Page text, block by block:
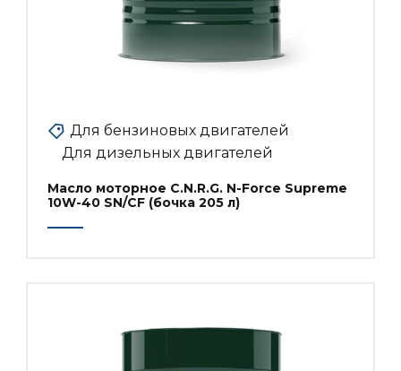
Для бензиновых двигателей
Для дизельных двигателей
Масло моторное C.N.R.G. N-Force Supreme
10W-40 SN/CF (бочка 205 л)